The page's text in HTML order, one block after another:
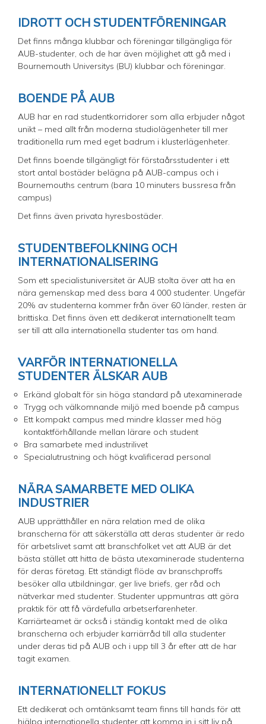
IDROTT OCH STUDENTFÖRENINGAR
Det finns många klubbar och föreningar tillgängliga för
AUB-studenter, och de har även möjlighet att gå med i
Bournemouth Universitys (BU) klubbar och föreningar.
BOENDE PÅ AUB
AUB har en rad studentkorridorer som alla erbjuder något
unikt – med allt från moderna studiolägenheter till mer
traditionella rum med eget badrum i klusterlägenheter.
Det finns boende tillgängligt för förstaårsstudenter i ett
stort antal bostäder belägna på AUB-campus och i
Bournemouths centrum (bara 10 minuters bussresa från
campus)
Det finns även privata hyresbostäder.
STUDENTBEFOLKNING OCH
INTERNATIONALISERING
Som ett specialistuniversitet är AUB stolta över att ha en
nära gemenskap med dess bara 4 000 studenter. Ungefär
20% av studenterna kommer från över 60 länder, resten är
brittiska. Det finns även ett dedikerat internationellt team
ser till att alla internationella studenter tas om hand.
VARFÖR INTERNATIONELLA
STUDENTER ÄLSKAR AUB
Erkänd globalt för sin höga standard på utexaminerade
Trygg och välkomnande miljö med boende på campus
Ett kompakt campus med mindre klasser med hög
kontaktförhållande mellan lärare och student
Bra samarbete med industrilivet
Specialutrustning och högt kvalificerad personal
NÄRA SAMARBETE MED OLIKA
INDUSTRIER
AUB upprätthåller en nära relation med de olika
branscherna för att säkerställa att deras studenter är redo
för arbetslivet samt att branschfolket vet att AUB är det
bästa stället att hitta de bästa utexaminerade studenterna
för deras företag. Ett ständigt flöde av branschproffs
besöker alla utbildningar, ger live briefs, ger råd och
nätverkar med studenter. Studenter uppmuntras att göra
praktik för att få värdefulla arbetserfarenheter.
Karriärteamet är också i ständig kontakt med de olika
branscherna och erbjuder karriärråd till alla studenter
under deras tid på AUB och i upp till 3 år efter att de har
tagit examen.
INTERNATIONELLT FOKUS
Ett dedikerat och omtänksamt team finns till hands för att
hjälpa internationella studenter att komma in i sitt liv på